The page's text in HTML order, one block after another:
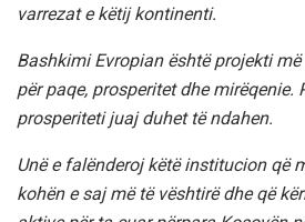
varrezat e këtij kontinenti.
Bashkimi Evropian është projekti
për paqe, prosperitet dhe mirëqenie.
prosperiteti juaj duhet të ndahen.
Unë e falënderoj këtë institucion që
kohën e saj më të vështirë dhe që